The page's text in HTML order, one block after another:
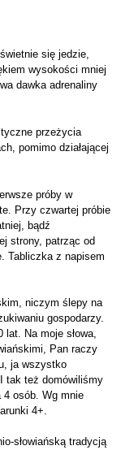
się jedzie,
wysokości mniej
dawka adrenaliny
przeżycia
pomimo działającej
próby w
Przy czwartej próbie
bądź
strony, patrząc od
Tabliczka z napisem
niczym ślepy na
gospodarzy.
Na moje słowa,
Pan raczy
ja wszystko
tak też domówiliśmy
4 osób. Wg mnie
4+.
słowiańską tradycją